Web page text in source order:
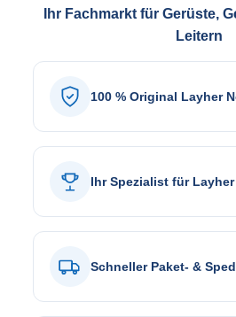
Ihr Fachmarkt für Gerüste,
Leitern
100 % Original Layher
Ihr Spezialist für
Schneller Paket- &